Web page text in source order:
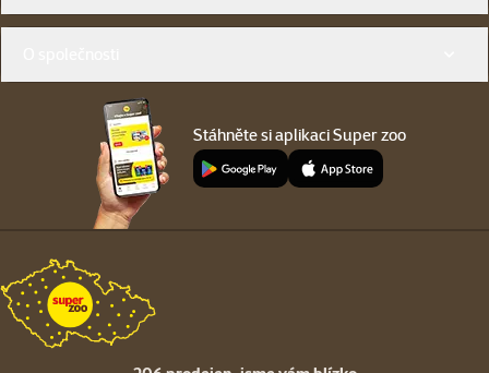
Stáhněte si aplikaci Super zoo